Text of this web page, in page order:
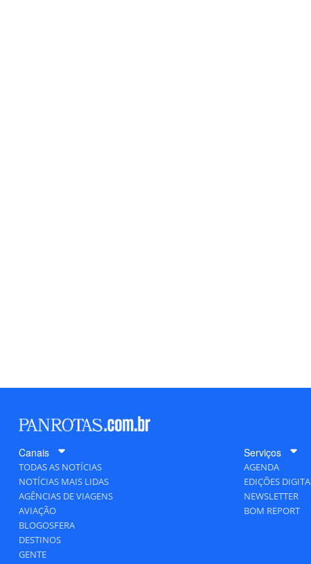
Canais
TODAS AS NOTÍCIAS
NOTÍCIAS MAIS LIDAS
AGÊNCIAS DE VIAGENS
AVIAÇÃO
BLOGOSFERA
DESTINOS
GENTE
Serviços
AGENDA
EDIÇÕES
NEWSLETTER
BOM REPORT